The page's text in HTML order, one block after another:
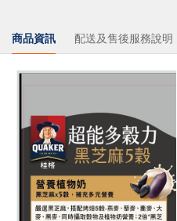
商品資訊 配送及售後服務說明